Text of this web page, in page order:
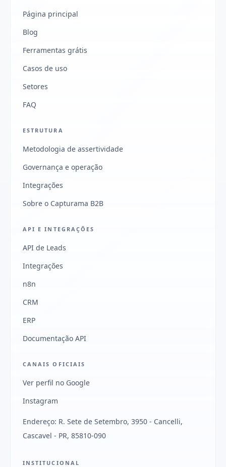
Página principal
Blog
Ferramentas grátis
Casos de uso
Setores
FAQ
ESTRUTURA
Metodologia de assertividade
Governança e operação
Integrações
Sobre o Capturama B2B
API E INTEGRAÇÕES
API de Leads
Integrações
n8n
CRM
ERP
Documentação API
CANAIS OFICIAIS
Ver perfil no Google
Instagram
Endereço: R. Sete de Setembro, 3950 - Cancelli,
Cascavel - PR, 85810-090
INSTITUCIONAL